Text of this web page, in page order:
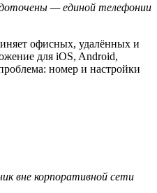
— единой телефонии
офисных, удалённых и
для iOS, Android,
номер и настройки
вне корпоративной сети